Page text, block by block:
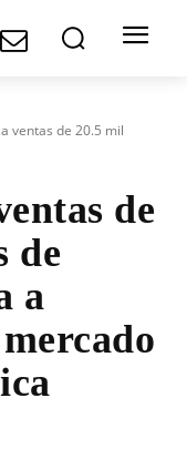
ventas de 20.5 mil
de
de
a